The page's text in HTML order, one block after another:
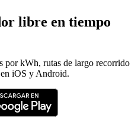
libre en tiempo
por kWh, rutas de largo recorrido
iOS y Android.